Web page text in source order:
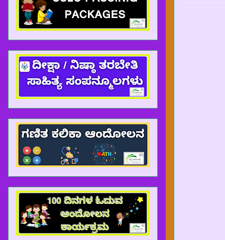
ಮೂಲಕ ಬ್ಲಾಗ್ ಗೆ ಭೇಟಿ ನೀಡಿದ್ದರೆ ಬ್ಲಾಗ್ ನ PDF ಗಳನ್ನು